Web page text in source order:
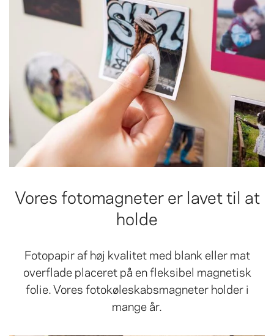
Vores fotomagneter er lavet til at
holde
Fotopapir af høj kvalitet med blank eller mat
overflade placeret på en fleksibel magnetisk
folie. Vores fotokøleskabsmagneter holder i
mange år.